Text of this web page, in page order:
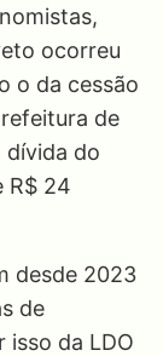
ocorreu
o da cessão
de
dívida do
R$ 24
desde 2023
de
isso da LDO